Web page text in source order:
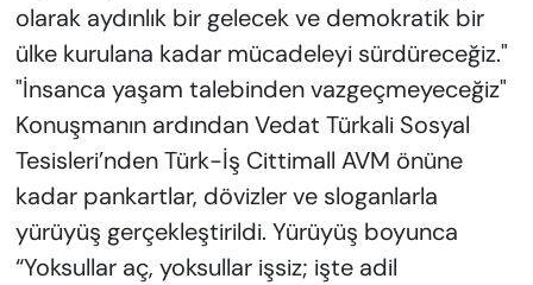
olarak aydınlık bir gelecek ve demokratik bir
ülke kurulana kadar mücadeleyi sürdüreceğiz."
"İnsanca yaşam talebinden vazgeçmeyeceğiz"
Konuşmanın ardından Vedat Türkali Sosyal
Tesisleri’nden Türk-İş Cittimall AVM önüne
kadar pankartlar, dövizler ve sloganlarla
yürüyüş gerçekleştirildi. Yürüyüş boyunca
“Yoksullar aç, yoksullar işsiz; işte adil